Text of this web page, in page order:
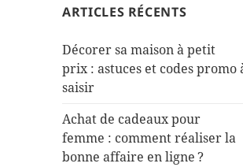
r
h
e
r
:
ARTICLES RÉCENTS
Décorer sa maison à petit
prix : astuces et codes promo
saisir
Achat de cadeaux pour
femme : comment réaliser la
bonne affaire en ligne ?